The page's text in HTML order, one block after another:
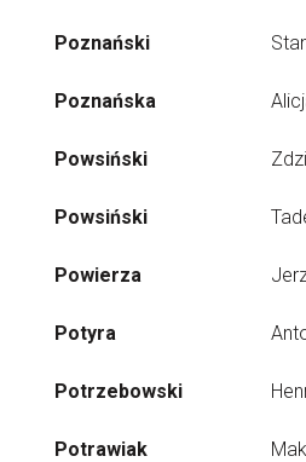
Poznański
Poznańska
Powsiński
Powsiński
Powierza
Potyra
Potrzebowski
Potrawiak